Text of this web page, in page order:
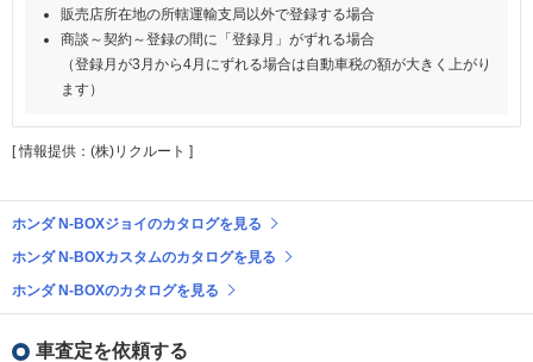
販売店所在地の所轄運輸支局以外で登録する場合
商談～契約～登録の間に「登録月」がずれる場合
（登録月が3月から4月にずれる場合は自動車税の額が大きく上がり
ます）
[ 情報提供：(株)リクルート ]
ホンダ N-BOXジョイのカタログを見る
ホンダ N-BOXカスタムのカタログを見る
ホンダ N-BOXのカタログを見る
車査定を依頼する